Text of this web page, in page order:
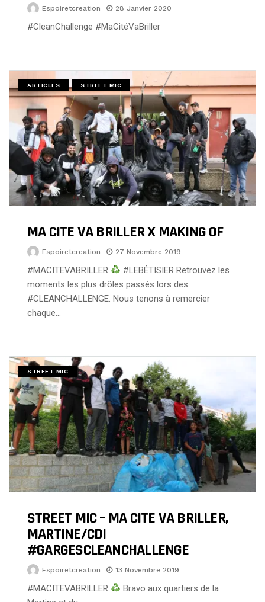
Espoiretcreation 28 Janvier 2020
#CleanChallenge #MaCitéVaBriller
ARTICLES STREET MIC
MA CITE VA BRILLER X MAKING OF
Espoiretcreation 27 Novembre 2019
#MACITEVABRILLER
#LEBÉTISIER Retrouvez les
moments les plus drôles passés lors des
#CLEANCHALLENGE. Nous tenons à remercier
chaque…
STREET MIC
STREET MIC – MA CITE VA BRILLER,
MARTINE/CDI
#GARGESCLEANCHALLENGE
Espoiretcreation 13 Novembre 2019
#MACITEVABRILLER
Bravo aux quartiers de la